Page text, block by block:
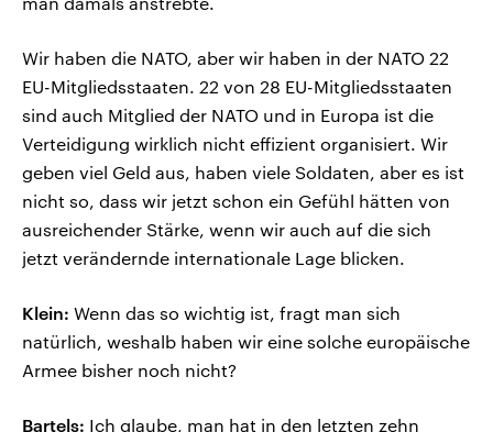
Wir haben die NATO, aber wir haben in der NATO 22
EU-Mitgliedsstaaten. 22 von 28 EU-Mitgliedsstaaten
sind auch Mitglied der NATO und in Europa ist die
Verteidigung wirklich nicht effizient organisiert. Wir
geben viel Geld aus, haben viele Soldaten, aber es ist
nicht so, dass wir jetzt schon ein Gefühl hätten von
ausreichender Stärke, wenn wir auch auf die sich
jetzt verändernde internationale Lage blicken.
Klein: Wenn das so wichtig ist, fragt man sich
natürlich, weshalb haben wir eine solche europäische
Armee bisher noch nicht?
Bartels: Ich glaube, man hat in den letzten zehn